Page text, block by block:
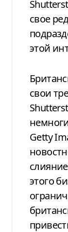
свое
этой
свои
Getty
этого